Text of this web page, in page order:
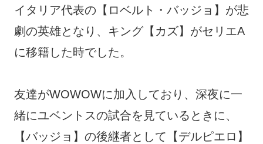
イタリア代表の【ロベルト・バッジョ】が悲
劇の英雄となり、キング【カズ】がセリエA
に移籍した時でした。
友達がWOWOWに加入しており、深夜に一
緒にユベントスの試合を見ているときに、
【バッジョ】の後継者として【デルピエロ】